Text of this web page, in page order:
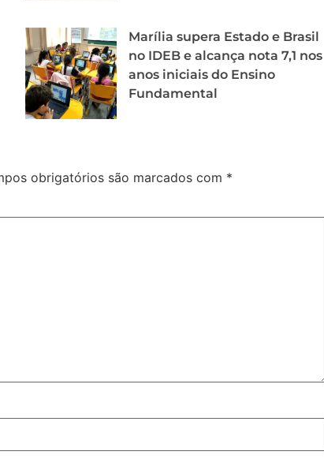
Marília supera Estado e Brasil
no IDEB e alcança nota 7,1 nos
anos iniciais do Ensino
Fundamental
obrigatórios são marcados com *